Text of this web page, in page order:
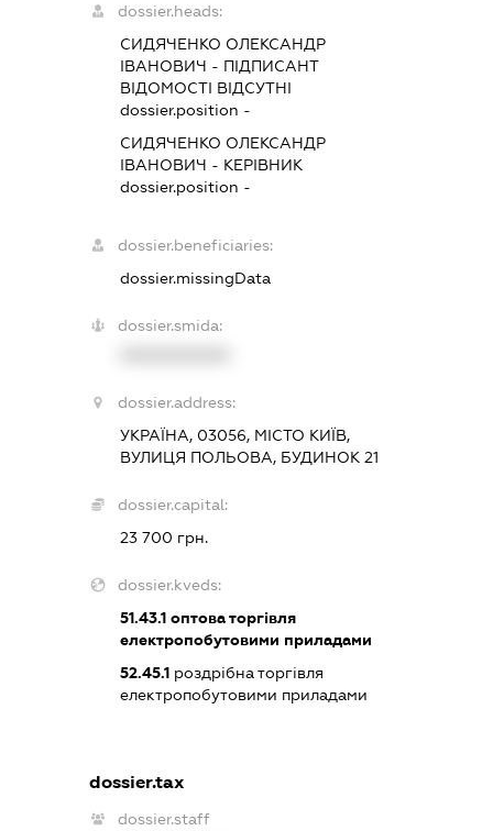
dossier.heads:
СИДЯЧЕНКО ОЛЕКСАНДР
ІВАНОВИЧ - ПІДПИСАНТ
ВІДОМОСТІ ВІДСУТНІ
dossier.position -
СИДЯЧЕНКО ОЛЕКСАНДР
ІВАНОВИЧ - КЕРІВНИК
dossier.position -
dossier.beneficiaries:
dossier.missingData
dossier.smida:
dossier.address:
УКРАЇНА, 03056, МІСТО КИЇВ,
ВУЛИЦЯ ПОЛЬОВА, БУДИНОК 21
dossier.capital:
23 700 грн.
dossier.kveds:
51.43.1оптова торгівля
електропобутовими приладами
52.45.1роздрібна торгівля
електропобутовими приладами
dossier.tax
dossier.staff